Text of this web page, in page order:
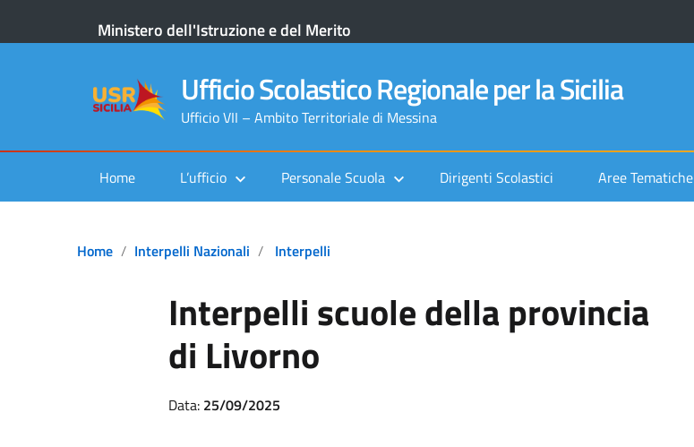
Ministero dell'Istruzione e del Merito
Ufficio Scolastico Regionale per la Sicilia
Ufficio VII – Ambito Territoriale di Messina
Home L’ufficio Personale Scuola Dirigenti Scolastici Aree Tematiche
Home Interpelli Nazionali Interpelli
Interpelli scuole della provincia
di Livorno
Data: 25/09/2025